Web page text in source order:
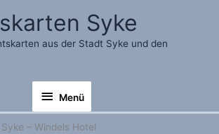
Syke
aus der Stadt Syke und den
Menü
Menü
Syke – Windels Hotel